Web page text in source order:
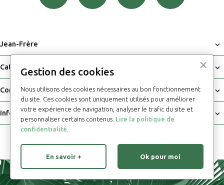
Jean-Frère 
Catalogue 
Commandes 
Informations 
Gestion des cookies
Nous utilisons des cookies nécessaires au bon fonctionnement
du site. Ces cookies sont uniquement utilisés pour améliorer
votre expérience de navigation, analyser le trafic du site et
personnaliser certains contenus. Lire la politique de
confidentialité
Ok pour moi
En savoir +